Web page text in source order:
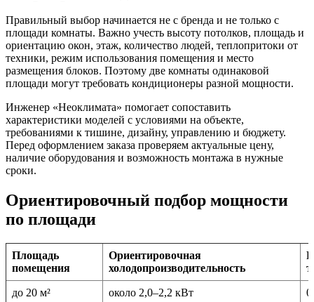
Правильный выбор начинается не с бренда и не только с
площади комнаты. Важно учесть высоту потолков, площадь и
ориентацию окон, этаж, количество людей, теплопритоки от
техники, режим использования помещения и место
размещения блоков. Поэтому две комнаты одинаковой
площади могут требовать кондиционеры разной мощности.
Инженер «Неоклимата» помогает сопоставить
характеристики моделей с условиями на объекте,
требованиями к тишине, дизайну, управлению и бюджету.
Перед оформлением заказа проверяем актуальные цену,
наличие оборудования и возможность монтажа в нужные
сроки.
Ориентировочный подбор мощности
по площади
Площадь
помещения
Ориентировочная
холодопроизводительность
до 20 м² около 2,0–2,2 кВт